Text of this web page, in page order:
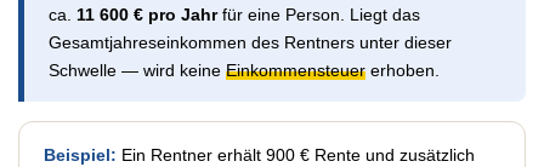
ca. 11 600 € pro Jahrfür eine Person. Liegt das
Gesamtjahreseinkommen des Rentners unter dieser
Schwelle — wird keine Einkommensteuer erhoben.
Beispiel: Ein Rentner erhält 900 € Rente und zusätzlich